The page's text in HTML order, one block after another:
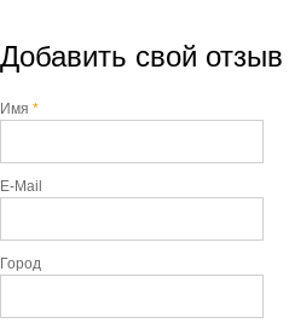
Добавить свой отзыв
Имя *
E-Mail
Город